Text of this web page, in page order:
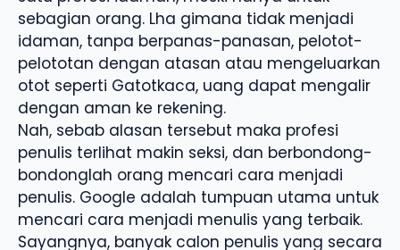
sebagian orang. Lha gimana tidak menjadi
idaman, tanpa berpanas-panasan, pelotot-
pelototan dengan atasan atau mengeluarkan
otot seperti Gatotkaca, uang dapat mengalir
dengan aman ke rekening.
Nah, sebab alasan tersebut maka profesi
penulis terlihat makin seksi, dan berbondong-
bondonglah orang mencari cara menjadi
penulis. Google adalah tumpuan utama untuk
mencari cara menjadi menulis yang terbaik.
Sayangnya, banyak calon penulis yang secara